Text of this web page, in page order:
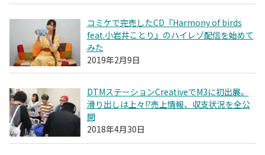
コミケで完売したCD『Harmony of birds
feat.小岩井ことり』のハイレゾ配信を始めて
みた
2019年2月9日
DTMステーションCreativeでM3に初出展。
滑り出しは上々!?売上情報、収支状況を全公
開
2018年4月30日